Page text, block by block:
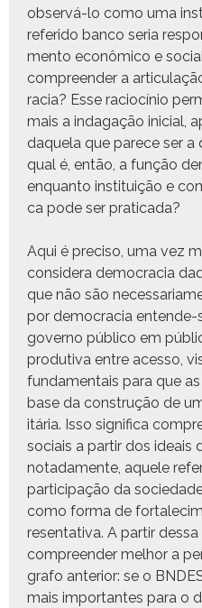
observá-lo como uma
referi­do ban­co seria
men­to econômi­co e
com­preen­der a
ra­cia? Esse raciocínio
mais a inda­gação ini­cial,
daque­la que parece ser
qual é, então, a função
enquan­to insti­tu­ição e
ca pode ser praticada?
Aqui é pre­ciso, uma vez
con­sid­era democ­ra­cia
que não são
por democ­ra­cia entende-
gov­er­no públi­co em
pro­du­ti­va entre aces­so,
fun­da­men­tais para que
base da con­strução de
itária. Isso sig­nifi­ca
soci­ais a par­tir dos ideais
notada­mente, aque­le
par­tic­i­pação da
como for­ma de
re­sen­ta­ti­va. A par­tir
com­preen­der mel­hor a
grafo ante­ri­or: se o
mais impor­tantes para o